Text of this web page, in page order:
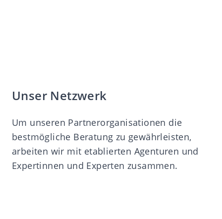
Unser Netzwerk
Um unseren Partnerorganisationen die
bestmögliche Beratung zu gewährleisten,
arbeiten wir mit etablierten Agenturen und
Expertinnen und Experten zusammen.